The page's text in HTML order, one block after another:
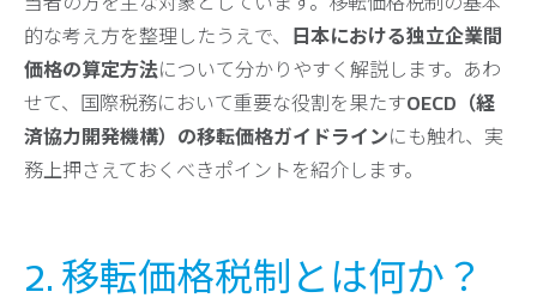
的な考え方を整理したうえで、
日本における独立企業間
価格の算定方法について分かりやすく解説します。あわ
せて、国際税務において重要な役割を果たすOECD（経
済協力開発機構）の移転価格ガイドラインにも触れ、実
務上押さえておくべきポイントを紹介します。
2. 移転価格税制とは何か？